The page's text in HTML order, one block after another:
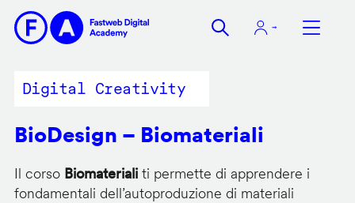
contenuto
Digital Creativity
BioDesign – Biomateriali
Il corso Biomaterialiti permette di apprendere i
fondamentali dell’autoproduzione di materiali